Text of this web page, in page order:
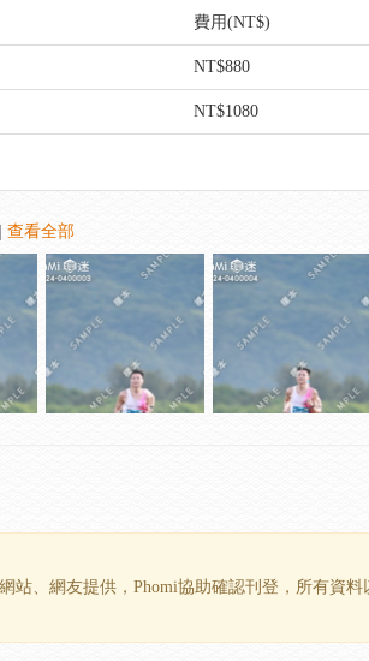
費用(NT$)
NT$880
NT$1080
查看全部
站、網友提供，Phomi協助確認刊登，所有資